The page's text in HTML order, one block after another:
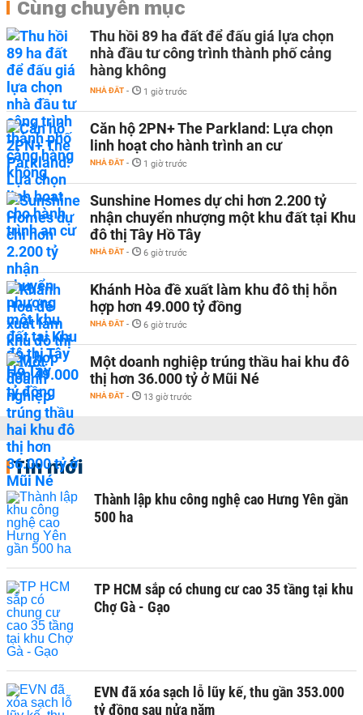
Cùng chuyên mục
Thu hồi 89 ha đất để đấu giá lựa chọn
nhà đầu tư công trình thành phố cảng
hàng không
NHÀ ĐẤT - 1 giờ trước
Căn hộ 2PN+ The Parkland: Lựa chọn
linh hoạt cho hành trình an cư
NHÀ ĐẤT - 1 giờ trước
Sunshine Homes dự chi hơn 2.200 tỷ
nhận chuyển nhượng một khu đất tại Khu
đô thị Tây Hồ Tây
NHÀ ĐẤT - 6 giờ trước
Khánh Hòa đề xuất làm khu đô thị hỗn
hợp hơn 49.000 tỷ đồng
NHÀ ĐẤT - 6 giờ trước
Một doanh nghiệp trúng thầu hai khu đô
thị hơn 36.000 tỷ ở Mũi Né
NHÀ ĐẤT - 13 giờ trước
Tin mới
Thành lập khu công nghệ cao Hưng Yên gần
500 ha
TP HCM sắp có chung cư cao 35 tầng tại khu
Chợ Gà - Gạo
EVN đã xóa sạch lỗ lũy kế, thu gần 353.000
tỷ đồng sau nửa năm